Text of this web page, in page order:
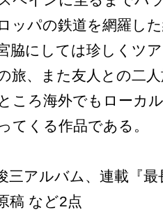
ッパの鉄道を網羅し
脇にしては珍しくツ
旅、また友人との二
ころ海外でもローカ
てくる作品である。
三アルバム、連載『最
稿 など2点